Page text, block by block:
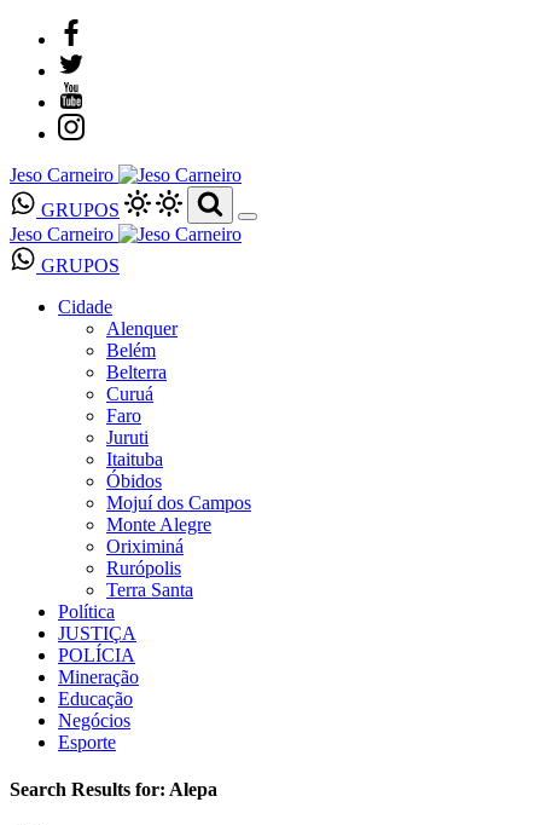
Jeso Carneiro
GRUPOS
Jeso Carneiro
GRUPOS
Cidade
Alenquer
Belém
Belterra
Curuá
Faro
Juruti
Itaituba
Óbidos
Mojuí dos Campos
Monte Alegre
Oriximiná
Rurópolis
Terra Santa
Política
JUSTIÇA
POLÍCIA
Mineração
Educação
Negócios
Esporte
Search Results for: Alepa